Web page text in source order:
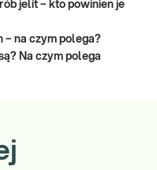
jelit – kto powinien je
– na czym polega?
Na czym polega